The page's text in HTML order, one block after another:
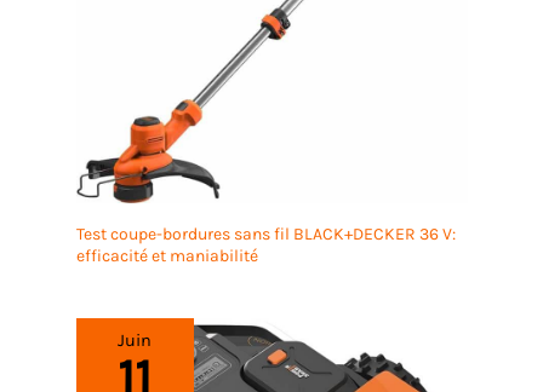
Test coupe-bordures sans fil BLACK+DECKER 36 V:
efficacité et maniabilité
Juin
11